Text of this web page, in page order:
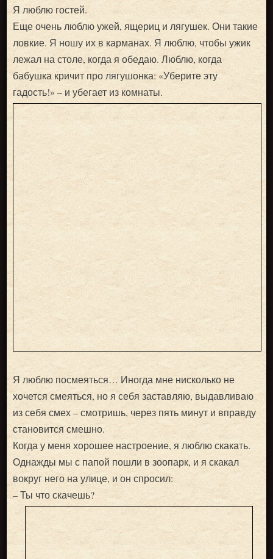
Я люблю гостей.
Еще очень люблю ужей, ящериц и лягушек. Они такие
ловкие. Я ношу их в карманах. Я люблю, чтобы ужик
лежал на столе, когда я обедаю. Люблю, когда
бабушка кричит про лягушонка: «Уберите эту
гадость!» – и убегает из комнаты.
Я люблю посмеяться… Иногда мне нисколько не
хочется смеяться, но я себя заставляю, выдавливаю
из себя смех – смотришь, через пять минут и вправду
становится смешно.
Когда у меня хорошее настроение, я люблю скакать.
Однажды мы с папой пошли в зоопарк, и я скакал
вокруг него на улице, и он спросил:
– Ты что скачешь?